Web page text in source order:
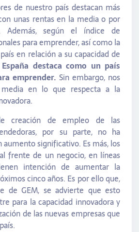
de nuestro país destacan más
unas rentas en la media o por
Además, según el índice de
para emprender, así como la
en relación a su capacidad de
España destaca como un país
emprender. Sin embargo, nos
en lo que respecta a la
creación de empleo de las
por su parte, no ha
significativo. Es más, los
frente de un negocio, en líneas
intención de aumentar la
cinco años. Es por ello que,
de GEM, se advierte que esto
para la capacidad innovadora y
de las nuevas empresas que